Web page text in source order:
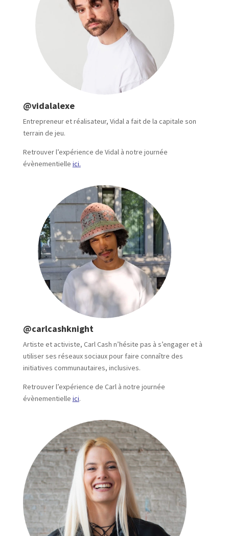
@vidalalexe
Entrepreneur et réalisateur, Vidal a fait de la capitale son
terrain de jeu.
Retrouver l’expérience de Vidal à notre journée
évènementielle ici.
@carlcashknight
Artiste et activiste, Carl Cash n’hésite pas à s’engager et à
utiliser ses réseaux sociaux pour faire connaître des
initiatives communautaires, inclusives.
Retrouver l’expérience de Carl à notre journée
évènementielle ici.